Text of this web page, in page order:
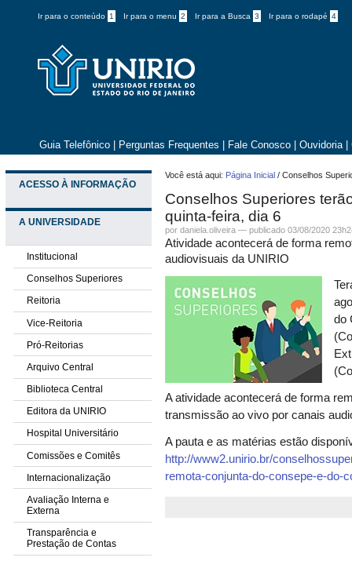
Ir para o conteúdo 1 Ir para o menu 2 Ir para a Busca 3 Ir para o rodapé 4
Guia Telefônico Perguntas Frequentes Fale Conosco Ouvidoria
ACESSO À INFORMAÇÃO
A UNIVERSIDADE
Institucional
Conselhos Superiores
Reitoria
Vice-Reitoria
Pró-Reitorias
Arquivo Central
Biblioteca Central
Editora da UNIRIO
Hospital Universitário
Comissões e Comitês
Internacionalização
Avaliação Interna e
Externa
Transparência e
Prestação de Contas
Você está aqui: Página Inicial /Conselhos
Conselhos Superiores
quinta-feira, dia 6
por daniela.oliveira —publicado 03/08/2020
Atividade acontecerá de forma
audiovisuais da UNIRIO
do
A atividade acontecerá de forma
transmissão ao vivo por canais
A pauta e as matérias estão
http://www2.unirio.br/
remota-conjunta-do-consepe-e-do-